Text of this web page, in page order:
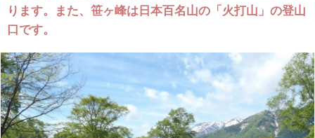
ります。また、笹ヶ峰は日本百名山の「火打山」の登山
口です。